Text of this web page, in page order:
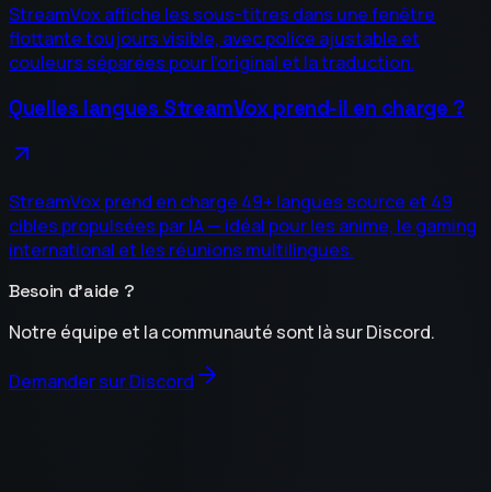
StreamVox affiche les sous-titres dans une fenêtre
flottante toujours visible, avec police ajustable et
couleurs séparées pour l'original et la traduction.
Quelles langues StreamVox prend-il en charge ?
StreamVox prend en charge 49+ langues source et 49
cibles propulsées par IA — idéal pour les anime, le gaming
international et les réunions multilingues.
Besoin d'aide ?
Notre équipe et la communauté sont là sur Discord.
Demander sur Discord